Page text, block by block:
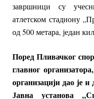
завршници су
атлетском стадиону
од 500 метара, један
Поред Пливачког
главног
организацији дао је
Јавна установа